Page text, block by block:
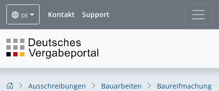
DE Kontakt Support
Ausschreibungen Bauarbeiten Baureifmachung